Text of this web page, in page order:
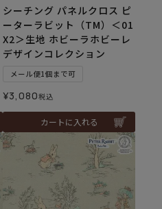
シーチング パネルクロス ピ
ーターラビット（TM）＜01
X2＞生地 ホビーラホビーレ
デザインコレクション
メール便1個まで可
¥3,080税込
カートに入れる